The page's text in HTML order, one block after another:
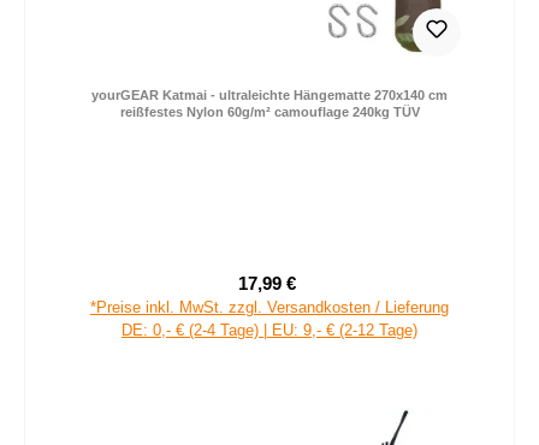
yourGEAR Katmai - ultraleichte Hängematte 270x140 cm
reißfestes Nylon 60g/m² camouflage 240kg TÜV
Verkaufspreis:
17,99 €
*Preise inkl. MwSt. zzgl. Versandkosten / Lieferung
DE: 0,- € (2-4 Tage) | EU: 9,- € (2-12 Tage)